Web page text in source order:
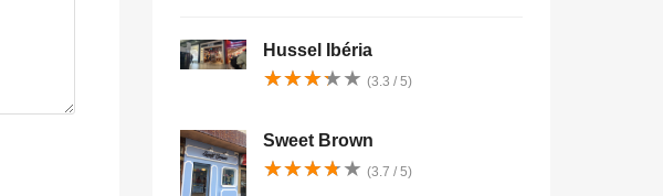
Hussel Ibéria
★★★★★
★★★★★ (3.3 / 5)
Sweet Brown
★★★★★
★★★★★ (3.7 / 5)